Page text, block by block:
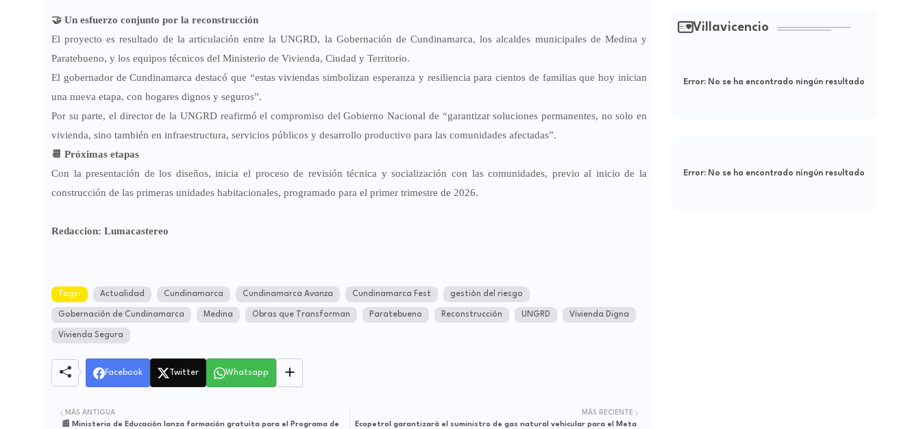
🤝 Un esfuerzo conjunto por la reconstrucción
El proyecto es resultado de la articulación entre laUNGRD, la Gobernación de Cundinamarca, losalcaldes municipales de Medina y
Paratebueno, y los equipos técnicos del Ministerio de Vivienda, Ciudad y Territorio.
El gobernador de Cundinamarca destacó que “estas viviendas simbolizan esperanza y resiliencia para cientos de familias que hoy inician
una nueva etapa, con hogares dignos y seguros”.
Por su parte, el director de la UNGRD reafirmó el compromiso del Gobierno Nacional de “garantizar soluciones permanentes, no solo en
vivienda, sino también en infraestructura, servicios públicos y desarrollo productivo para las comunidades afectadas”.
📆 Próximas etapas
Con la presentación de los diseños, inicia el proceso de revisión técnica y socialización con las comunidades, previo al inicio de la
construcción de las primeras unidades habitacionales, programado para el primer trimestre de 2026.
Redaccion: Lumacastereo
Tags: Actualidad Cundinamarca Cundinamarca Avanza Cundinamarca Fest gestión del riesgo
Gobernación de Cundinamarca Medina Obras que Transforman Paratebueno Reconstrucción UNGRD Vivienda Digna
Vivienda Segura
Facebook Twitter Whatsapp
MÁS RECIENTE
Ecopetrol garantizará el suministro de gas natural vehicular para el Meta
MÁS ANTIGUA
📰 Ministerio de Educación lanza formación gratuita para el Programa de
Villavicencio
Error:No se ha encontrado ningún resultado
Error:No se ha encontrado ningún resultado